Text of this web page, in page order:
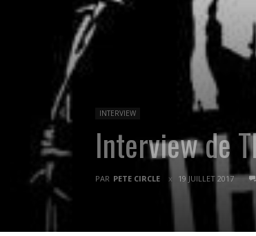
INTERVIEW
Interview de
PAR PETE CIRCLE 19 JUILLET 2017